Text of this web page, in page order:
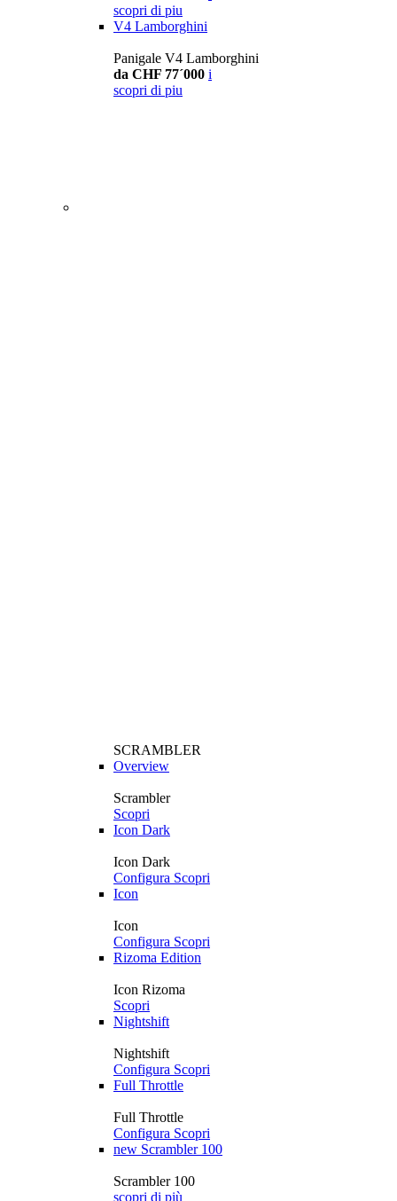
scopri di piu
V4 Lamborghini
Panigale V4 Lamborghini
da CHF 77´000 i
scopri di piu
SCRAMBLER
Overview
Scrambler
Scopri
Icon Dark
Icon Dark
Configura Scopri
Icon
Icon
Configura Scopri
Rizoma Edition
Icon Rizoma
Scopri
Nightshift
Nightshift
Configura Scopri
Full Throttle
Full Throttle
Configura Scopri
new Scrambler 100
Scrambler 100
scopri di più